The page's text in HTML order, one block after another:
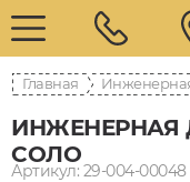
Главная
ИНЖЕНЕРНАЯ
СОЛО
Артикул: 29-004-00048